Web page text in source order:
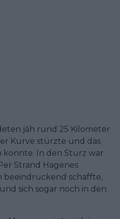
jäh rund 25 Kilometer
Kurve stürzte und das
In den Sturz war
Strand Hagenes
beeindruckend schaffte,
sich sogar noch in den